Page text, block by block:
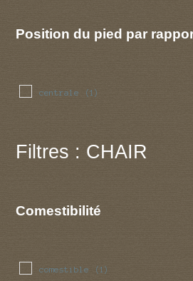
Position du pied par
centrale (1)
Filtres : CHAIR
Comestibilité
comestible (1)